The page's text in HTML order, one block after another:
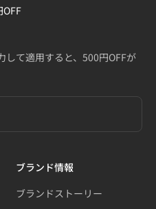
して適用すると、500円OFFが
ブランド情報
ブランドストーリー